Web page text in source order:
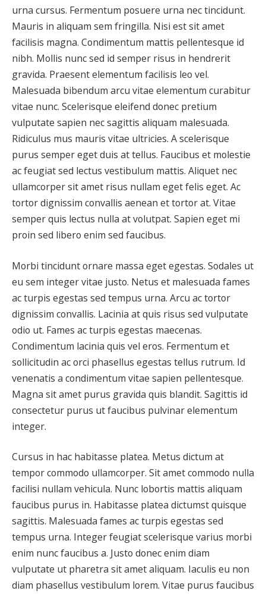
urna cursus. Fermentum posuere urna nec tincidunt.
Mauris in aliquam sem fringilla. Nisi est sit amet
facilisis magna. Condimentum mattis pellentesque id
nibh. Mollis nunc sed id semper risus in hendrerit
gravida. Praesent elementum facilisis leo vel.
Malesuada bibendum arcu vitae elementum curabitur
vitae nunc. Scelerisque eleifend donec pretium
vulputate sapien nec sagittis aliquam malesuada.
Ridiculus mus mauris vitae ultricies. A scelerisque
purus semper eget duis at tellus. Faucibus et molestie
ac feugiat sed lectus vestibulum mattis. Aliquet nec
ullamcorper sit amet risus nullam eget felis eget. Ac
tortor dignissim convallis aenean et tortor at. Vitae
semper quis lectus nulla at volutpat. Sapien eget mi
proin sed libero enim sed faucibus.
Morbi tincidunt ornare massa eget egestas. Sodales ut
eu sem integer vitae justo. Netus et malesuada fames
ac turpis egestas sed tempus urna. Arcu ac tortor
dignissim convallis. Lacinia at quis risus sed vulputate
odio ut. Fames ac turpis egestas maecenas.
Condimentum lacinia quis vel eros. Fermentum et
sollicitudin ac orci phasellus egestas tellus rutrum. Id
venenatis a condimentum vitae sapien pellentesque.
Magna sit amet purus gravida quis blandit. Sagittis id
consectetur purus ut faucibus pulvinar elementum
integer.
Cursus in hac habitasse platea. Metus dictum at
tempor commodo ullamcorper. Sit amet commodo nulla
facilisi nullam vehicula. Nunc lobortis mattis aliquam
faucibus purus in. Habitasse platea dictumst quisque
sagittis. Malesuada fames ac turpis egestas sed
tempus urna. Integer feugiat scelerisque varius morbi
enim nunc faucibus a. Justo donec enim diam
vulputate ut pharetra sit amet aliquam. Iaculis eu non
diam phasellus vestibulum lorem. Vitae purus faucibus